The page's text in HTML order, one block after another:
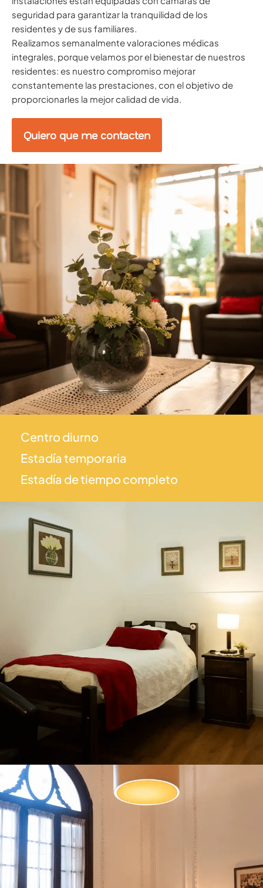
seguridad para garantizar la tranquilidad de los
residentes y de sus familiares.
Realizamos semanalmente valoraciones médicas
integrales, porque velamos por el bienestar de nuestros
residentes: es nuestro compromiso mejorar
constantemente las prestaciones, con el objetivo de
proporcionarles la mejor calidad de vida.
Quiero que me contacten
Centro diurno
Estadía temporaria
Estadía de tiempo completo